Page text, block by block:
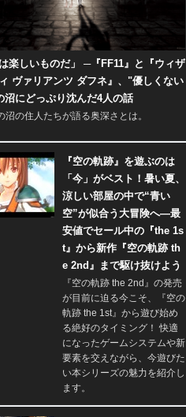
は楽しいものだ」 ─『FF11』と『ウィザ
ヴァリアンツ ダフネ』、"優しくない
沼にどっぷり沈んだ4人の話
沼の住人たちが語る奥深さとは。
『空の軌跡』を遊ぶのは
「今」がベスト！暑い夏、
涼しい部屋の中で“青い
空”が似合う大冒険へ―最
安値でセール中の『the 1s
t』から新作『空の軌跡 th
e 2nd』まで駆け抜けよう
『空の軌跡 the 2nd』の発売
が目前に迫る今こそ、『空の
軌跡 the 1st』から遊び始め
る絶好のタイミング！ 快適
になったゲームシステムや新
要素を交えながら、今遊びた
い本シリーズの魅力を紹介し
ます。